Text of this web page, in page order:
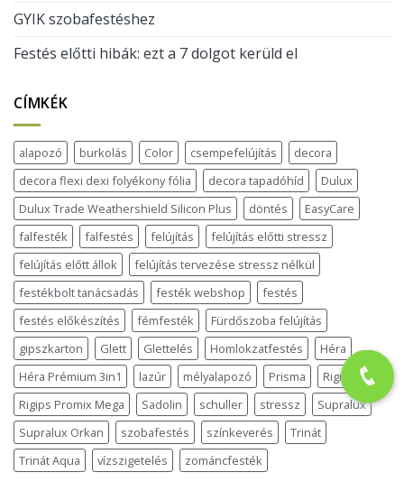
GYIK szobafestéshez
Festés előtti hibák: ezt a 7 dolgot kerüld el
CÍMKÉK
alapozó burkolás Color csempefelújítás
decora
decora flexi dexi folyékony fólia
decora tapadóhíd
Dulux
Dulux Trade Weathershield Silicon Plus
döntés
EasyCare
falfesték
falfestés felújítás
felújítás előtti stressz
felújítás előtt állok
felújítás tervezése stressz nélkül
festékbolt tanácsadás
festék webshop
festés
festés előkészítés
fémfesték
Fürdőszoba felújítás
gipszkarton
Glett Glettelés Homlokzatfestés
Héra
Héra Prémium 3in1
lazúr mélyalapozó Prisma
Rigips
Rigips Promix Mega
Sadolin schuller stressz
Supralux
Supralux Orkan
szobafestés színkeverés
Trinát
Trinát Aqua
vízszigetelés zománcfesték